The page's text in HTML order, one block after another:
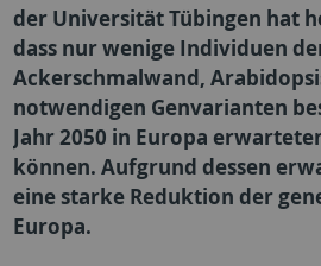
der Universität Tübingen hat
dass nur wenige Individuen
Ackerschmalwand,
notwendigen Genvarianten
Jahr 2050 in Europa
können. Aufgrund dessen
eine starke Reduktion der
Europa.